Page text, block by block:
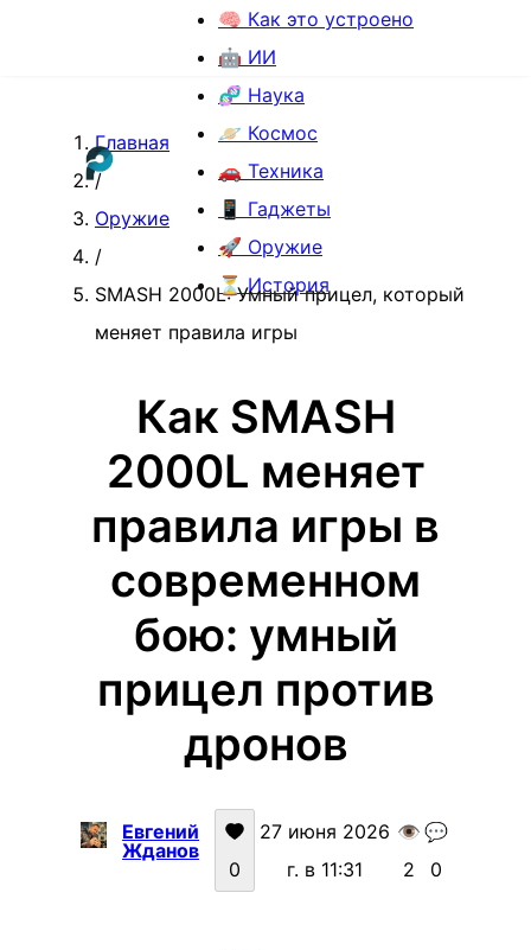
🧠 Как это устроено
🤖 ИИ
🧬 Наука
🪐 Космос
🚗 Техника
📱 Гаджеты
🚀 Оружие
⏳ История
Главная
/
Оружие
/
SMASH 2000L: Умный прицел, который
меняет правила игры
Как SMASH
2000L меняет
правила игры в
современном
бою: умный
прицел против
дронов
Евгений
Жданов
0
27 июня 2026
г. в 11:31
👁️
2
💬
0